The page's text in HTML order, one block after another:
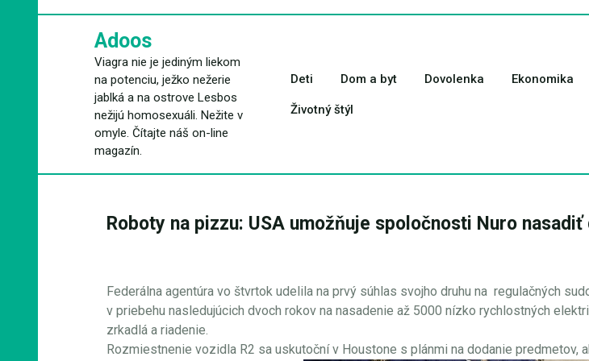
Adoos
Viagra nie je jediným liekom
na potenciu, ježko nežerie
jablká a na ostrove Lesbos
nežijú homosexuáli. Nežite v
omyle. Čítajte náš on-line
magazín.
Deti Dom a byt Dovolenka Ekonomika
Životný štýl
Roboty na pizzu: USA umožňuje spoločnosti Nuro
Federálna agentúra vo štvrtok udelila na prvý súhlas svojho druhu na regulačných
v priebehu nasledujúcich dvoch rokov na nasadenie až 5000 nízko rychlostných
zrkadlá a riadenie.
Rozmiestnenie vozidla R2 sa uskutoční v Houstone s plánmi na dodanie